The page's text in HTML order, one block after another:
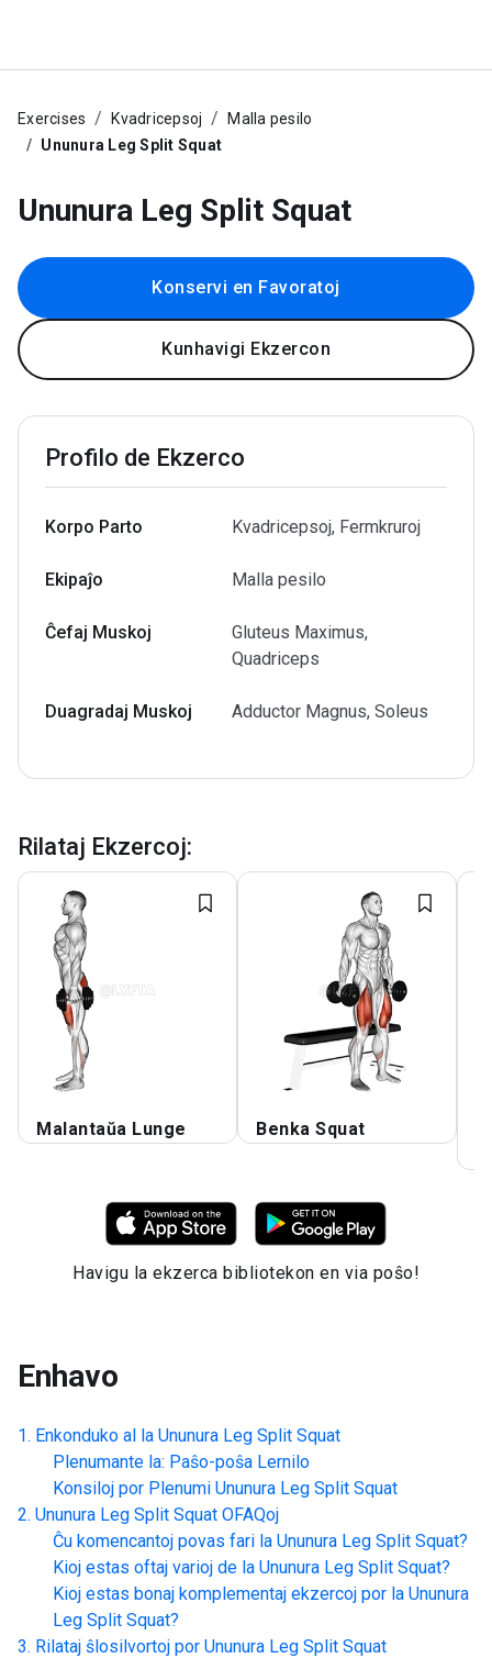
Exercises Kvadricepsoj
Malla pesilo
Ununura Leg Split Squat
Ununura Leg Split Squat
Konservi en Favoratoj
Kunhavigi Ekzercon
Profilo de Ekzerco
Korpo Parto Kvadricepsoj, Fermkruroj
Ekipaĵo Malla pesilo
Ĉefaj Muskoj
Gluteus Maximus,
Quadriceps
Duagradaj Muskoj Adductor Magnus, Soleus
Rilataj Ekzercoj:
Malantaŭa Lunge Benka Squat
Havigu la ekzerca bibliotekon en via poŝo!
Enhavo
Enkonduko al la Ununura Leg Split Squat
Plenumante la: Paŝo-poŝa Lernilo
Konsiloj por Plenumi Ununura Leg Split Squat
Ununura Leg Split Squat OFAQoj
Ĉu komencantoj povas fari la Ununura Leg Split Squat?
Kioj estas oftaj varioj de la Ununura Leg Split Squat?
Kioj estas bonaj komplementaj ekzercoj por la Ununura
Leg Split Squat?
Rilataj ŝlosilvortoj por Ununura Leg Split Squat